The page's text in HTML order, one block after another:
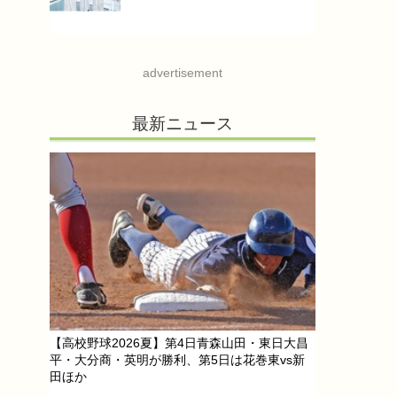
advertisement
最新ニュース
【高校野球2026夏】第4日青森山田・東日大昌
平・大分商・英明が勝利、第5日は花巻東vs新
田ほか